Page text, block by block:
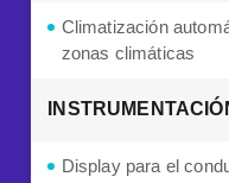
Climatización
zonas climáticas
Display para el